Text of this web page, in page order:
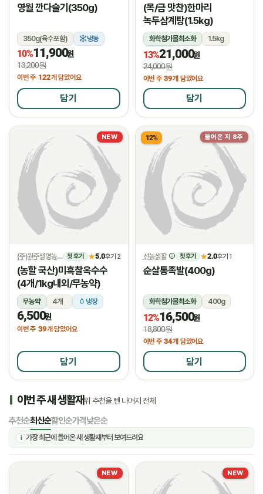
영월 깐다슬기(350g)
350g(육수포함) 냉동
10%11,900원
13,200원
이번 주 122개 담았어요
담기
(목/금 맛찬)한마리
녹두삼계탕(1.5kg)
화학첨가물최소화
1.5kg
냉장
13%21,000원
24,000원
이번 주 39개 담았어요
담기
NEW
(주)원주생명농업 첫 후기 ★5.0후기 2
(농할 국산)미흑찰옥수수
(4개/1kg내외/무농약)
무농약 4개 냉장
6,500원
이번 주 39개 담았어요
담기
들어온 지 8주
12%
선농생활 첫 후기 ★2.0후기 1
순살통족발(400g)
화학첨가물최소화
400g
냉장
12%16,500원
18,800원
이번 주 34개 담았어요
담기
이번 주 새 생활재위 추천을 뺀 나머지 전체
추천순최신순할인순가격낮은순
i 가장 최근에 들어온 새 생활재부터 보여드려요
NEW NEW